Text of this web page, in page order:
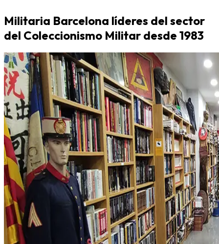
Militaria Barcelona líderes del sector
del Coleccionismo Militar desde 1983